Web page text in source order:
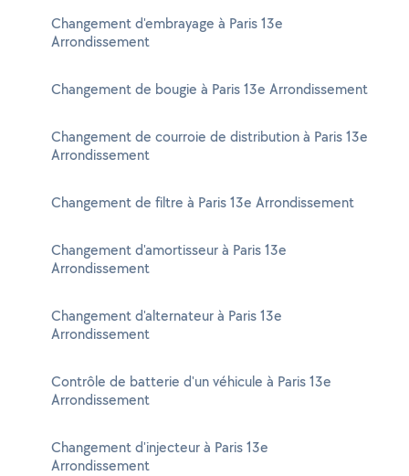
Changement d'embrayage à Paris 13e
Arrondissement
Changement de bougie à Paris 13e Arrondissement
Changement de courroie de distribution à Paris 13e
Arrondissement
Changement de filtre à Paris 13e Arrondissement
Changement d'amortisseur à Paris 13e
Arrondissement
Changement d'alternateur à Paris 13e
Arrondissement
Contrôle de batterie d'un véhicule à Paris 13e
Arrondissement
Changement d'injecteur à Paris 13e
Arrondissement